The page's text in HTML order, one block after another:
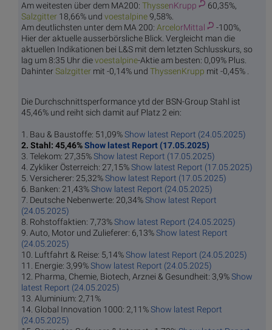
Am weitesten über dem MA200: ThyssenKrupp
60,35%,
Salzgitter 18,66% und voestalpine9,58%.
Am deutlichsten unter dem MA 200: ArcelorMittal
-100%,
Hier der aktuelle ausserbörsliche Blick. Vergleicht man die
aktuellen Indikationen bei L&S mit dem letzten Schlusskurs, so
lag um 8:35 Uhr dievoestalpine-Aktie am besten: 0,09% Plus.
DahinterSalzgitter mit -0,14% und ThyssenKrupp mit -0,45% .
Die Durchschnittsperformance ytd der BSN-Group Stahl ist
45,46% und reiht sich damit auf Platz 2 ein:
1. Bau & Baustoffe: 51,09%Show latest Report (24.05.2025)
2. Stahl: 45,46%Show latest Report (17.05.2025)
3. Telekom: 27,35%Show latest Report (17.05.2025)
4. Zykliker Österreich: 27,15%Show latest Report (17.05.2025)
5. Versicherer: 25,32%Show latest Report (17.05.2025)
6. Banken: 21,43%Show latest Report (24.05.2025)
7. Deutsche Nebenwerte: 20,34%Show latest Report
(24.05.2025)
8. Rohstoffaktien: 7,73%Show latest Report (24.05.2025)
9. Auto, Motor und Zulieferer: 6,13%Show latest Report
(24.05.2025)
10. Luftfahrt & Reise: 5,14%Show latest Report (24.05.2025)
11. Energie: 3,99%Show latest Report (24.05.2025)
12. Pharma, Chemie, Biotech, Arznei & Gesundheit: 3,9%Show
latest Report (24.05.2025)
13. Aluminium: 2,71%
14. Global Innovation 1000: 2,11%Show latest Report
(24.05.2025)